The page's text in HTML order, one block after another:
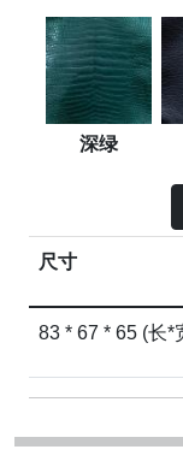
深绿
尺寸
83 * 67 * 65 (长*